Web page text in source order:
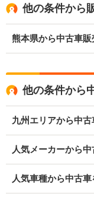
他の条件から
熊本県から中古車
他の条件から
九州エリアから中
人気メーカーから
人気車種から中古